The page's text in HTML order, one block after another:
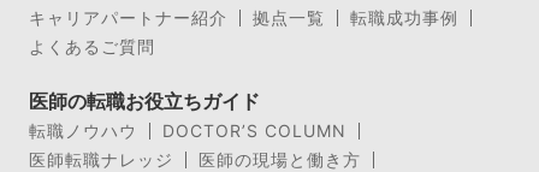
キャリアパートナー紹介
拠点一覧
転職成功事例
よくあるご質問
医師の転職お役立ちガイド
転職ノウハウ
DOCTOR’S COLUMN
医師転職ナレッジ
医師の現場と働き方